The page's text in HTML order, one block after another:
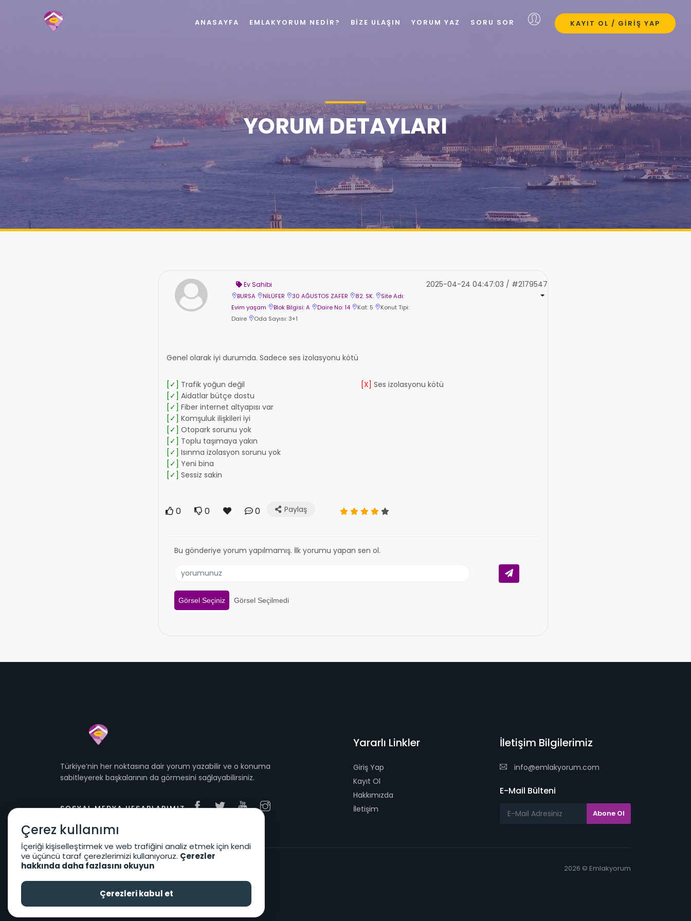
YORUM DETAYLARI
Ev Sahibi
BURSA NİLÜFER 30 AĞUSTOS ZAFER 82. SK.
Site Adı:
Evim yaşam
Blok Bilgisi: A Daire No: 14 Kat: 5
Konut Tipi:
Daire
Oda Sayısı: 3+1
2025-04-24 04:47:03 / #2179547
Genel olarak iyi durumda. Sadece ses izolasyonu kötü
[✓] Trafik yoğun değil
[✓] Aidatlar bütçe dostu
[✓] Fiber internet altyapısı var
[✓] Komşuluk ilişkileri iyi
[✓] Otopark sorunu yok
[✓] Toplu taşımaya yakın
[✓] Isınma izolasyon sorunu yok
[✓] Yeni bina
[✓] Sessiz sakin
[X] Ses izolasyonu kötü
0 0 0 Paylaş
Bu gönderiye yorum yapılmamış. İlk yorumu yapan sen ol.
Görsel Seçiniz Görsel Seçilmedi
Türkiye’nin her noktasına dair yorum yazabilir ve o konuma
sabitleyerek başkalarının da görmesini sağlayabilirsiniz.
SOSYAL MEDYA HESAPLARIMIZ
Yararlı Linkler
Giriş Yap
Kayıt Ol
Hakkımızda
İletişim
İletişim Bilgilerimiz
info@emlakyorum.com
E-Mail Bülteni
Kullanıcı Sözleşmesi KVKK Koşulları 2026 © Emlakyorum
KAYIT OL / GIRIŞ YAP
ANASAYFA EMLAKYORUM NEDIR? BIZE ULAŞIN YORUM YAZ SORU SOR
Çerez kullanımı
İçeriği kişiselleştirmek ve web trafiğini analiz etmek için kendi
ve üçüncü taraf çerezlerimizi kullanıyoruz. Çerezler
hakkında daha fazlasını okuyun
Çerezleri kabul et